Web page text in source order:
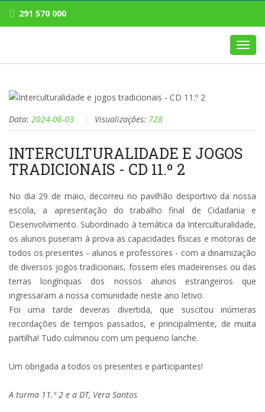
291 570 000
Data: 2024-06-03 Visualizações: 728
INTERCULTURALIDADE E JOGOS
TRADICIONAIS - CD 11.º 2
No dia 29 de maio, decorreu no pavilhão desportivo da nossa
escola, a apresentação do trabalho final de Cidadania e
Desenvolvimento. Subordinado à temática da Interculturalidade,
os alunos puseram à prova as capacidades físicas e motoras de
todos os presentes - alunos e professores - com a dinamização
de diversos jogos tradicionais, fossem eles madeirenses ou das
terras longínquas dos nossos alunos estrangeiros que
ingressaram a nossa comunidade neste ano letivo.
Foi uma tarde deveras divertida, que suscitou inúmeras
recordações de tempos passados, e principalmente, de muita
partilha! Tudo culminou com um pequeno lanche.
Um obrigada a todos os presentes e participantes!
A turma 11.º 2 e a DT, Vera Santos